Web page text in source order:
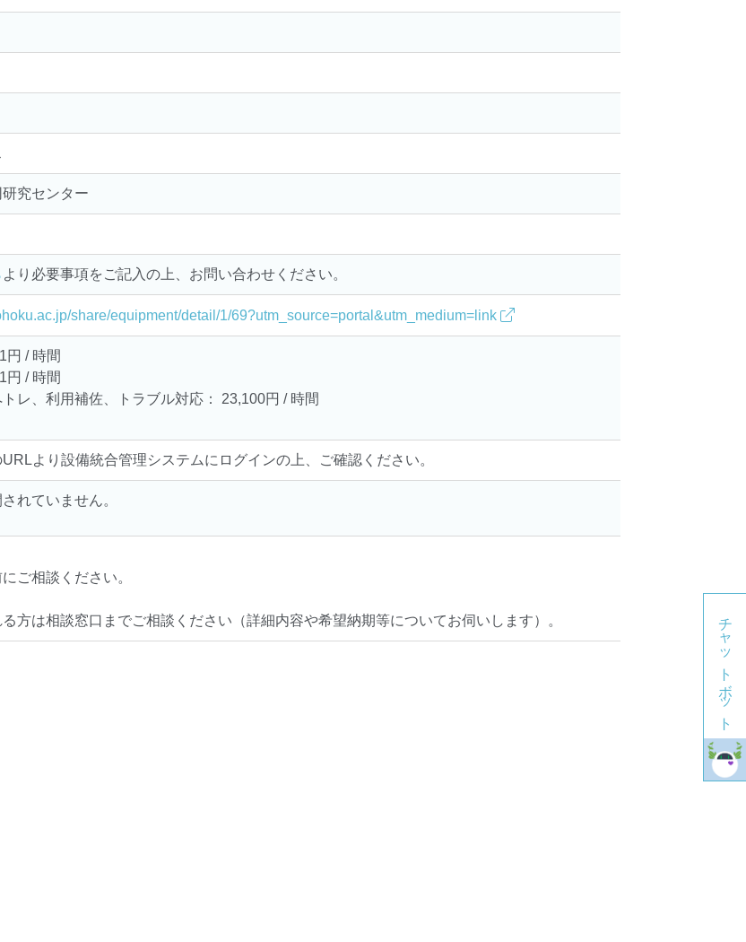
究センター
より必要事項をご記入の上、お問い合わせください。
share/equipment/detail/1/69?utm_source=portal&utm_medium=link
円 / 時間
円 / 時間
レ、利用補佐、トラブル対応： 23,100円 / 時間
URLより設備統合管理システムにログインの上、ご確認ください。
れていません。
ご相談ください。
方は相談窓口までご相談ください（詳細内容や希望納期等についてお伺いします）。
チャットボット